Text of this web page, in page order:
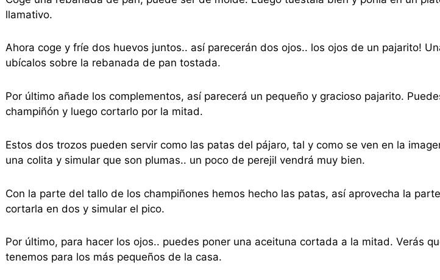
llamativo.
Ahora coge y fríe dos huevos juntos.. así parecerán dos ojos.. los ojos de un pajarito!
ubícalos sobre la rebanada de pan tostada.
Por último añade los complementos, así parecerá un pequeño y gracioso pajarito.
champiñón y luego cortarlo por la mitad.
Estos dos trozos pueden servir como las patas del pájaro, tal y como se ven en la
una colita y simular que son plumas.. un poco de perejil vendrá muy bien.
Con la parte del tallo de los champiñones hemos hecho las patas, así aprovecha la
cortarla en dos y simular el pico.
Por último, para hacer los ojos.. puedes poner una aceituna cortada a la mitad. Verás
tenemos para los más pequeños de la casa.